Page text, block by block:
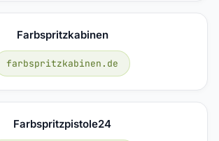
Farbspritzkabinen
farbspritzkabinen.de
Farbspritzpistole24